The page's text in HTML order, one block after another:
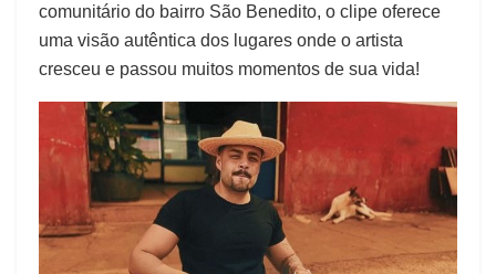
comunitário do bairro São Benedito, o clipe oferece
uma visão autêntica dos lugares onde o artista
cresceu e passou muitos momentos de sua vida!